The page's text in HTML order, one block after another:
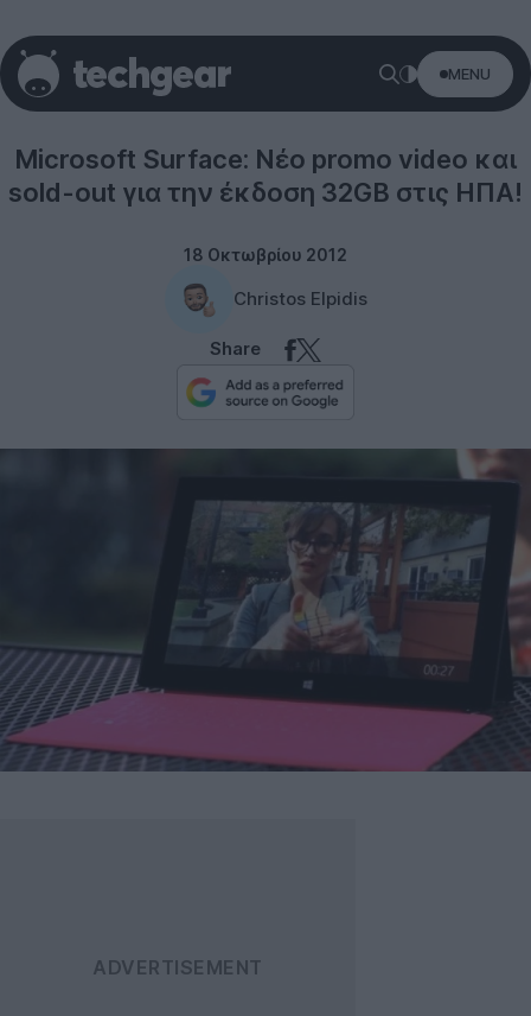
MENU
Microsoft Surface: Νέο promo video και
sold-out για την έκδοση 32GB στις ΗΠΑ!
18 Οκτωβρίου 2012
Christos Elpidis
Share